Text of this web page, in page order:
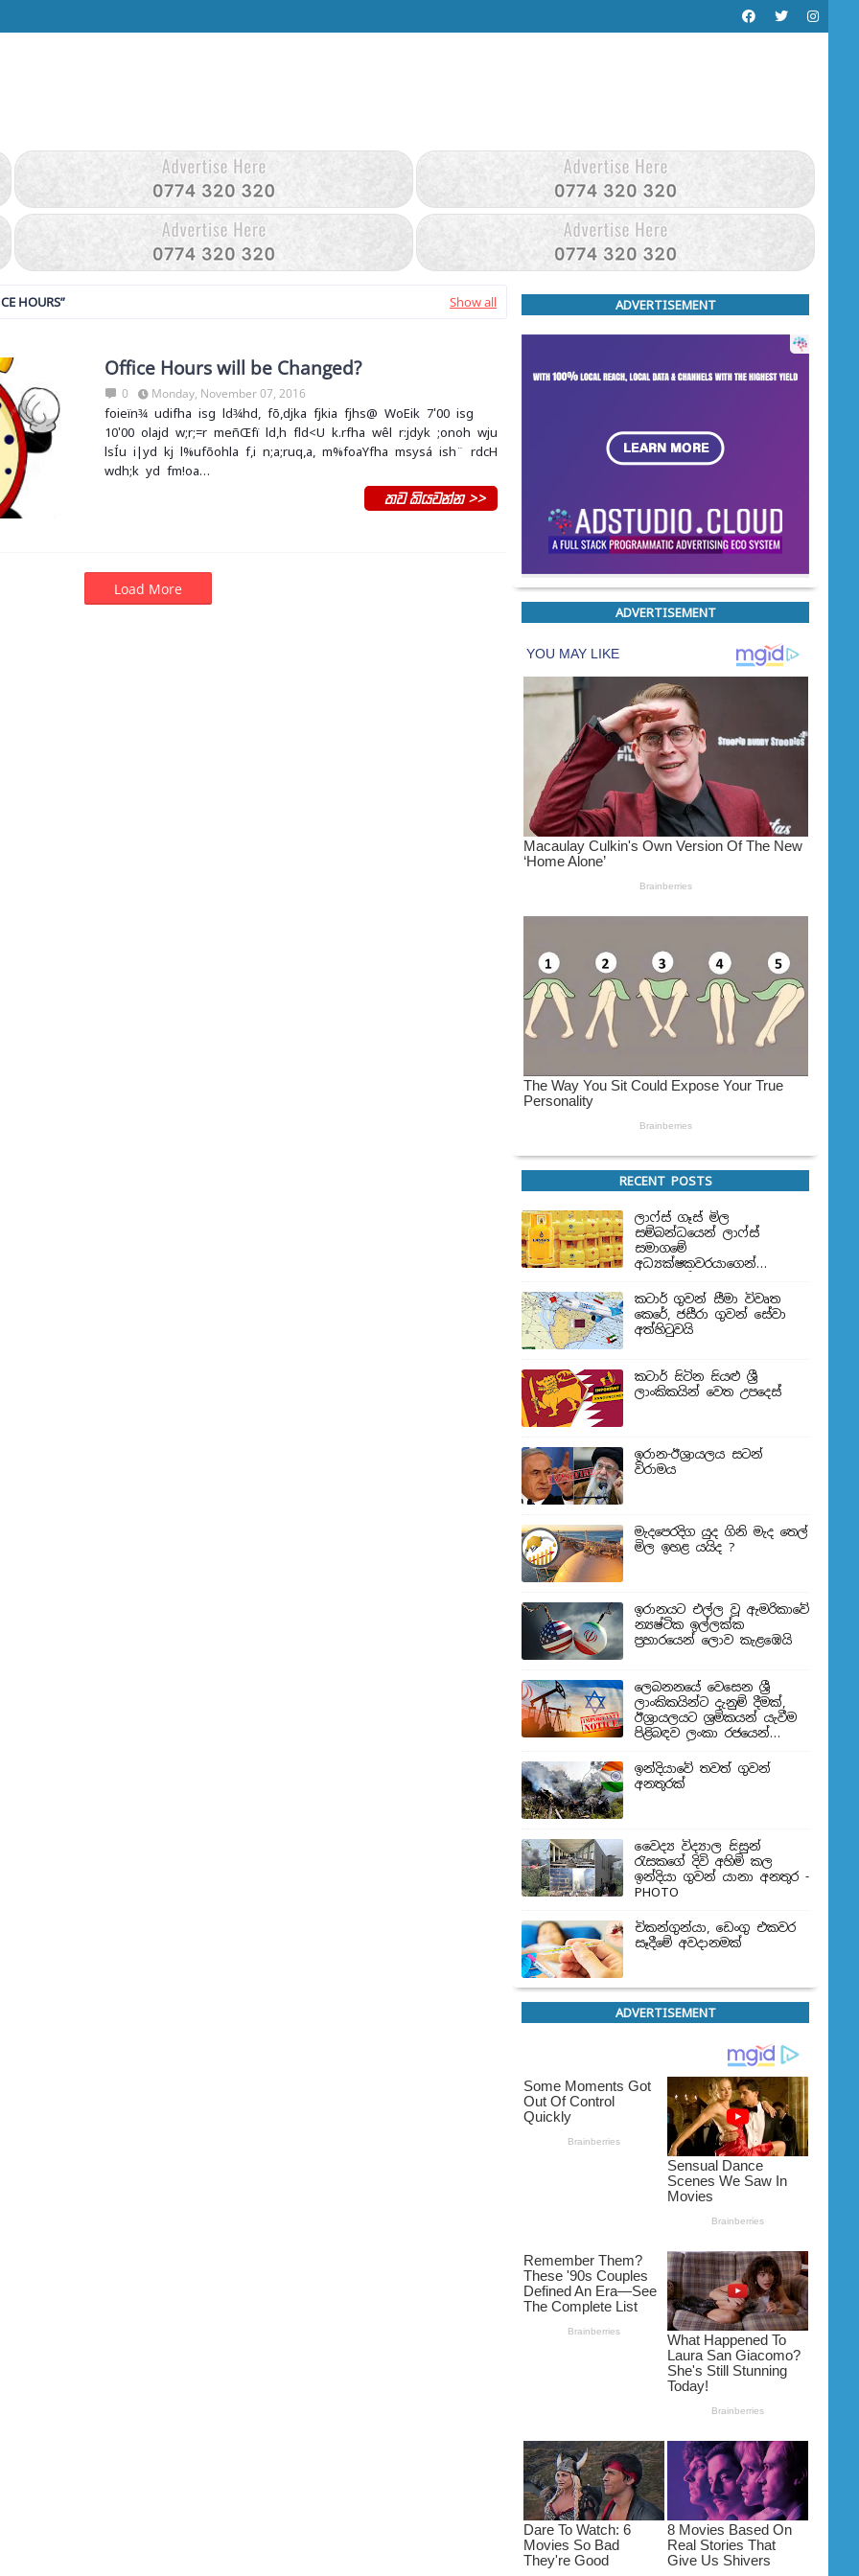
HOURS Show all
Office Hours will be Changed?
0
Monday, November 07, 2016
foieïn¾ udifha isg ld¾hd, fõ,djka fjkia fjhs@ WoEik 7'00 isg
10'00 olajd w;r;=r meñŒfï ld,h fld<U k.rfha wêl r:jdyk ;onoh wju
lsÍu i|yd kj l%ufõohla f,i n;a;ruq,a, m%foaYfha msysá ish¨‍ rdcH
wdh;k yd fm!oa…
තව කියවන්න >>
Load More
ADVERTISEMENT
ADVERTISEMENT
RECENT POSTS
ලාෆ්ස් ගෑස් මිල
සම්බන්ධයෙන් ලාෆ්ස්
සමාගමේ
අධ්‍යක්ෂකවරයාගෙන්
කටාර් ගුවන් සීමා විවෘත
කෙරේ, ජසීරා ගුවන් සේවා
අත්හි‍ටුවයි
කටාර් සිටින සියළු ශ්‍රී
ලාංකිකයින් වෙත උපදෙස්
ඉරාන-ඊශ්‍රායලය සටන්
විරාමය
මැදපෙරදිග යුද ගිනි මැද තෙල්
මිල ඉහළ යයිද ?
ඉරානයට එල්ල වූ ඇමරිකාවේ
න්‍යෂ්ටික ඉල්ලක්ක
ප්‍රහාරයෙන් ලොව කැළඹෙයි
ලෙබනනයේ වෙසෙන ශ්‍රී
ලාංකිකයින්ට දැනුම් දීමක්,
ඊශ්‍රායලයට ශ්‍රමිකයන් යැවීම
පිළිබඳව ලංකා රජයෙන්
ඉන්දියාවේ තවත් ගුවන්
අනතුරක්
වෛද්‍ය විද්‍යාල සිසුන්
‍රැසකගේ දිවි අහිමි කල
ඉන්දියා ගුවන් යානා අනතුර -
PHOTO
චිකන්ගුන්යා, ඩෙංගු එකවර
සෑදීමේ අවදානමක්
ADVERTISEMENT